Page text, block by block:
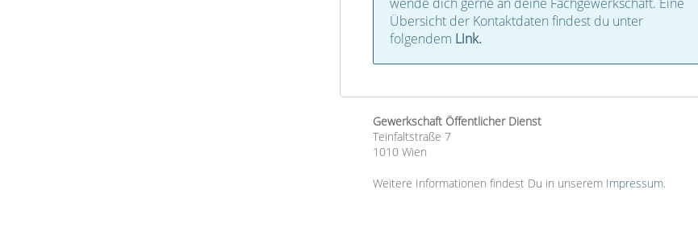
Übersicht der Kontaktdaten findest du unter
folgendem Link.
Gewerkschaft Öffentlicher Dienst
Teinfaltstraße 7
1010 Wien
Weitere Informationen findest Du in unserem Impressum.